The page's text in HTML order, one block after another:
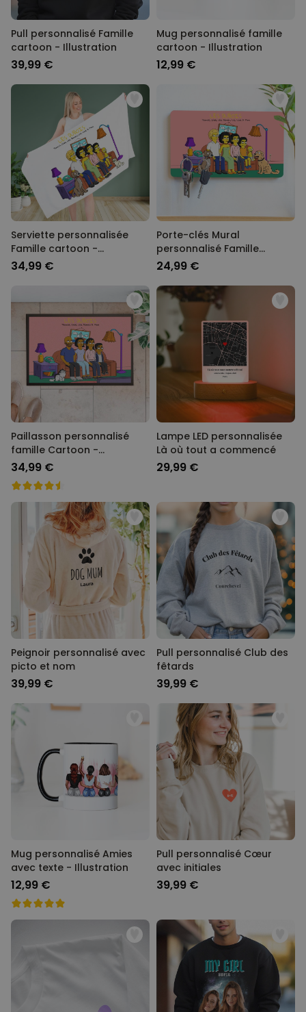
Pull personnalisé Famille
cartoon - Illustration
39,99 €
Mug personnalisé famille
cartoon - Illustration
12,99 €
Serviette personnalisée
Famille cartoon -
Illustration
34,99 €
Porte-clés Mural
personnalisé Famille
Cartoon - Illustration
24,99 €
Paillasson personnalisé
famille Cartoon -
Illustration
34,99 €
Lampe LED personnalisée
Là où tout a commencé
29,99 €
Peignoir personnalisé avec
picto et nom
39,99 €
Pull personnalisé Club des
fêtards
39,99 €
Mug personnalisé Amies
avec texte - Illustration
12,99 €
Pull personnalisé Cœur
avec initiales
39,99 €